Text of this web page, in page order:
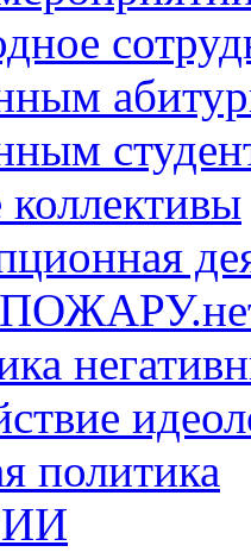
политика